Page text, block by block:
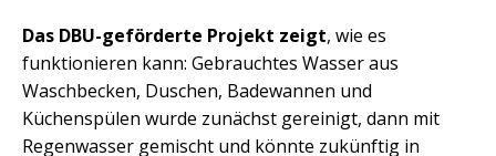
Das DBU-geförderte Projekt zeigt, wie es
funktionieren kann: Gebrauchtes Wasser aus
Waschbecken, Duschen, Badewannen und
Küchenspülen wurde zunächst gereinigt, dann mit
Regenwasser gemischt und könnte zukünftig in